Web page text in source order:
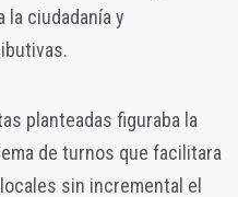
la ciudadanía y
planteadas figuraba la
de turnos que facilitara
sin incremental el